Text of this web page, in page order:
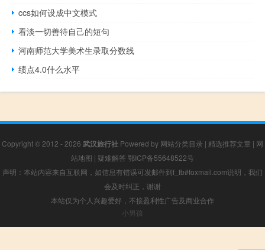
ccs如何设成中文模式
看淡一切善待自己的短句
河南师范大学美术生录取分数线
绩点4.0什么水平
Copyright © 2012 - 2026 武汉旅行社 Powered by 网站分类目录 | 精选推荐文章 | 网
站地图 | 疑难解答 鄂ICP备55648522号
声明：本站内容来自互联网，如信息有错误可发邮件到f_fb#foxmail.com说明，我们
会及时纠正，谢谢
本站仅为个人兴趣爱好，不接盈利性广告及商业合作
小男孩